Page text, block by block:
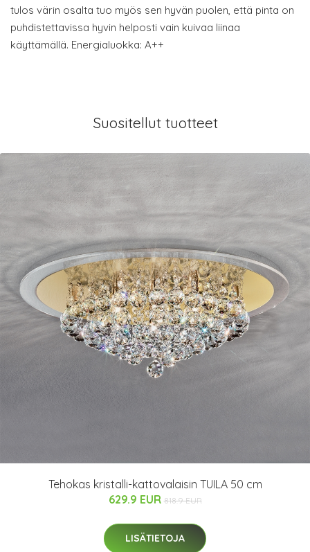
tulos värin osalta tuo myös sen hyvän puolen, että pinta on
puhdistettavissa hyvin helposti vain kuivaa liinaa
käyttämällä. Energialuokka: A++
Suositellut tuotteet
Tehokas kristalli-kattovalaisin TUILA 50 cm
629.9 EUR 818.9 EUR
LISÄTIETOJA